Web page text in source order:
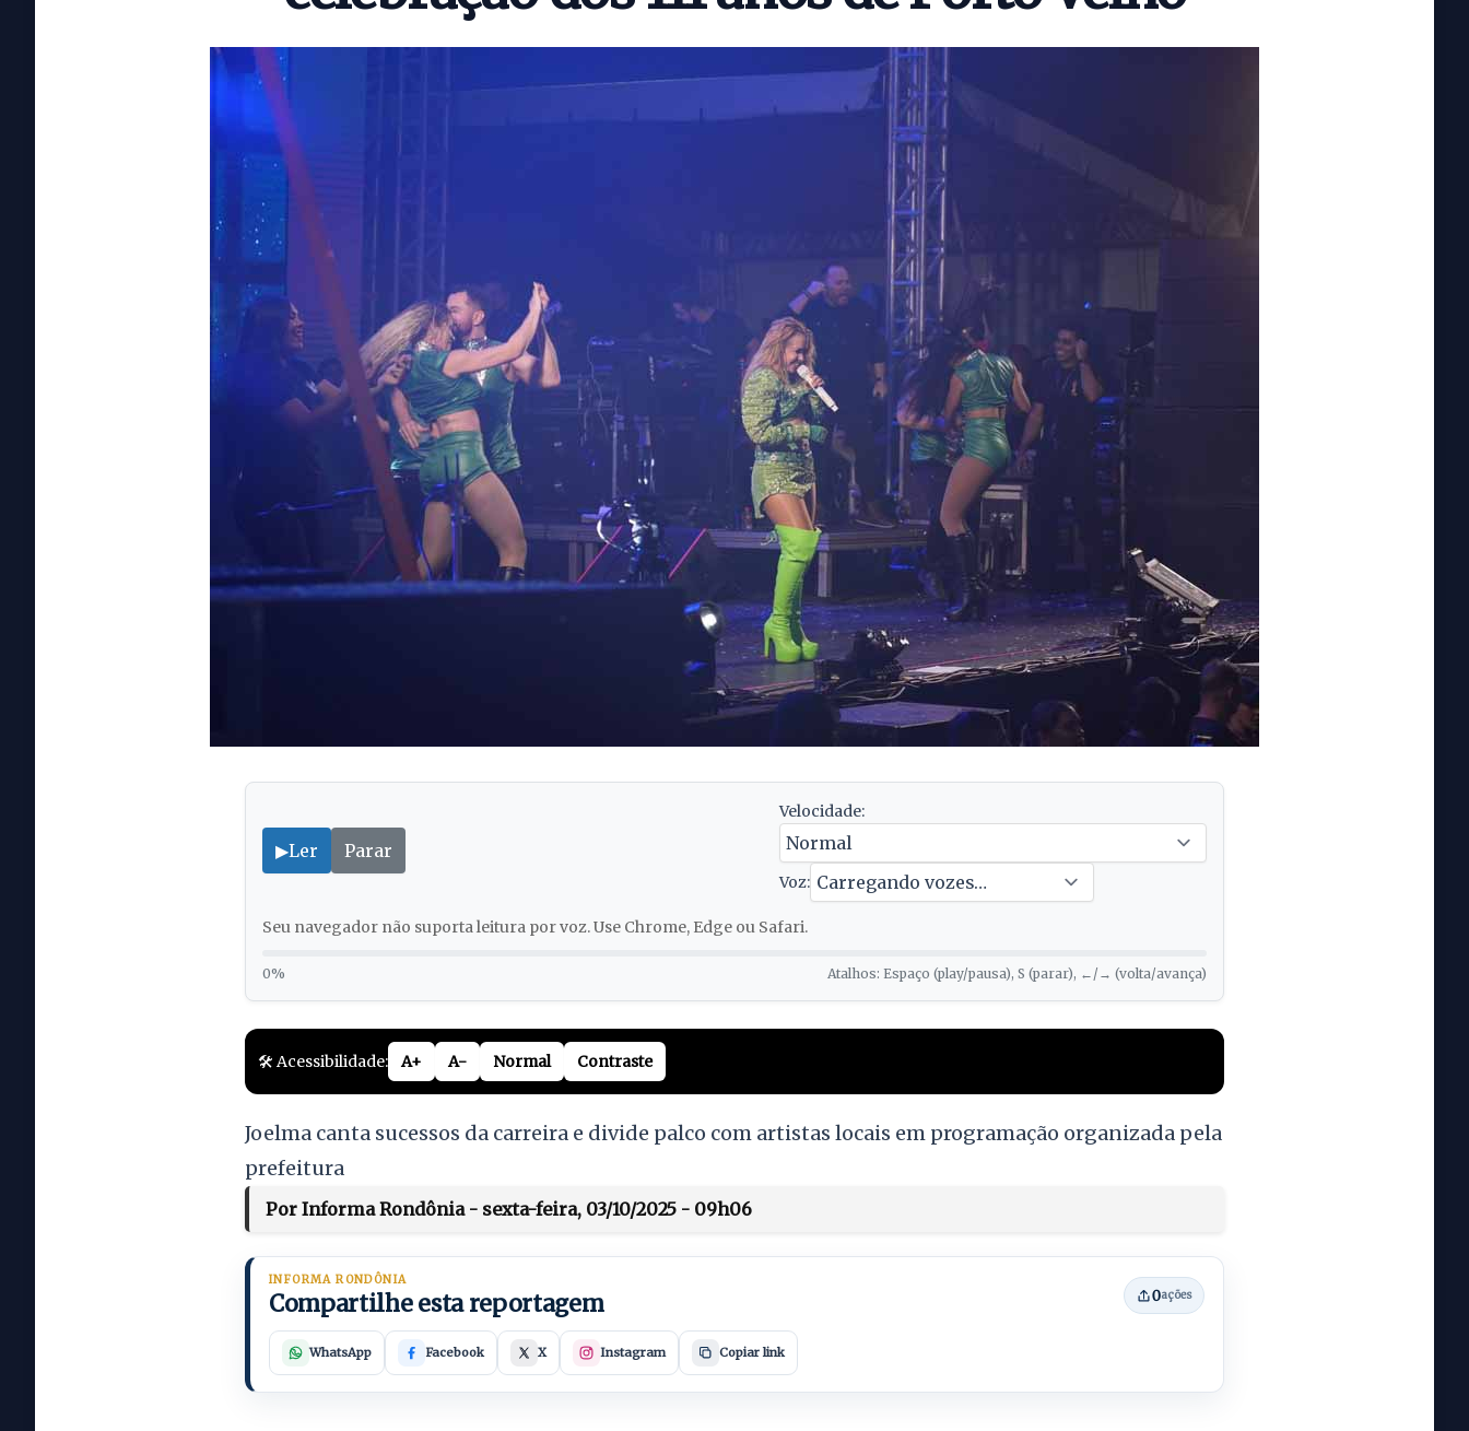
▶Ler Parar
Velocidade:
Voz:
Seu navegador não suporta leitura por voz. Use Chrome, Edge ou Safari.
0% Atalhos: Espaço (play/pausa), S (parar), ←/→ (volta/avança)
🛠️ Acessibilidade: A+ A- Normal Contraste
Joelma canta sucessos da carreira e divide palco com artistas locais em programação organizada pela
prefeitura
Por Informa Rondônia - sexta-feira, 03/10/2025 - 09h06
INFORMA RONDÔNIA
Compartilhe esta reportagem 0ações
WhatsApp Facebook X Instagram Copiar link